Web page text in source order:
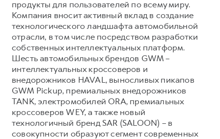
продукты для пользователей по всему миру.
Компания вносит активный вклад в создание
технологического ландшафта автомобильной
отрасли, в том числе посредством разработки
собственных интеллектуальных платформ.
Шесть автомобильных брендов GWM –
интеллектуальных кроссоверов и
внедорожников HAVAL, выносливых пикапов
GWM Pickup, премиальных внедорожников
TANK, электромобилей ORA, премиальных
кроссоверов WEY, а также новый
технологичный бренд SAR (SALOON) – в
совокупности образуют сегмент современных